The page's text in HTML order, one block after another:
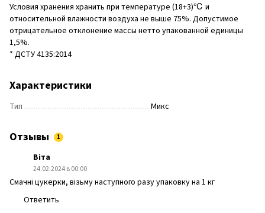
Условия хранения хранить при температуре (18+3)℃ и
относительной влажности воздуха не выше 75%. Допустимое
отрицательное отклонение массы нетто упакованной единицы
1,5%.
* ДСТУ 4135:2014
Характеристики
Тип Микс
Отзывы 1
Віта
24.02.2024 в 00:00
Смачні цукерки, візьму наступного разу упаковку на 1 кг
Ответить